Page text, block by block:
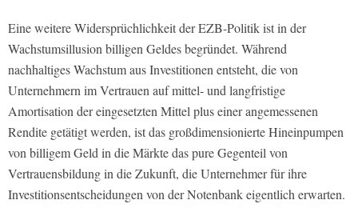
Eine weitere Widersprüchlichkeit der EZB-Politik ist in der
Wachstumsillusion billigen Geldes begründet. Während
nachhaltiges Wachstum aus Investitionen entsteht, die von
Unternehmern im Vertrauen auf mittel- und langfristige
Amortisation der eingesetzten Mittel plus einer angemessenen
Rendite getätigt werden, ist das großdimensionierte Hineinpumpen
von billigem Geld in die Märkte das pure Gegenteil von
Vertrauensbildung in die Zukunft, die Unternehmer für ihre
Investitionsentscheidungen von der Notenbank eigentlich erwarten.